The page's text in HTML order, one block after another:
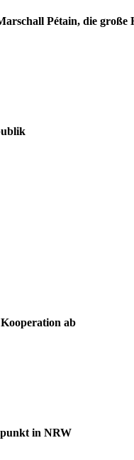
Pétain, die große
ab
in NRW